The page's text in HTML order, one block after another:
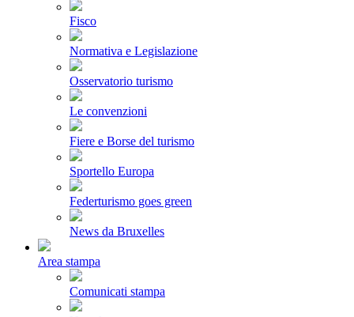
Fisco
Normativa e Legislazione
Osservatorio turismo
Le convenzioni
Fiere e Borse del turismo
Sportello Europa
Federturismo goes green
News da Bruxelles
Area stampa
Comunicati stampa